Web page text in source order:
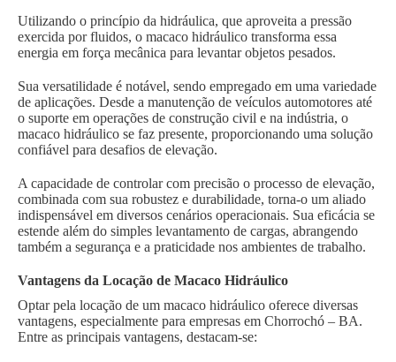
Utilizando o princípio da hidráulica, que aproveita a pressão
exercida por fluidos, o macaco hidráulico transforma essa
energia em força mecânica para levantar objetos pesados.
Sua versatilidade é notável, sendo empregado em uma variedade
de aplicações. Desde a manutenção de veículos automotores até
o suporte em operações de construção civil e na indústria, o
macaco hidráulico se faz presente, proporcionando uma solução
confiável para desafios de elevação.
A capacidade de controlar com precisão o processo de elevação,
combinada com sua robustez e durabilidade, torna-o um aliado
indispensável em diversos cenários operacionais. Sua eficácia se
estende além do simples levantamento de cargas, abrangendo
também a segurança e a praticidade nos ambientes de trabalho.
Vantagens da Locação de Macaco Hidráulico
Optar pela locação de um macaco hidráulico oferece diversas
vantagens, especialmente para empresas em Chorrochó – BA.
Entre as principais vantagens, destacam-se: